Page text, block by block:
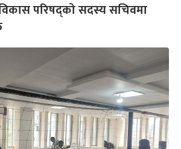
परिषद्को सदस्य सचिवमा